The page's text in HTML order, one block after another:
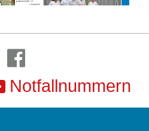
Notfallnummern